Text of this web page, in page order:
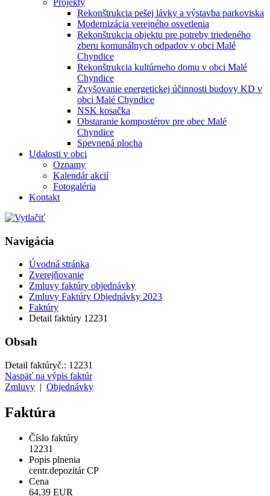
Rekonštrukcia pešej lávky a výstavba parkoviska
Modernizácia verejného osvetlenia
Rekonštrukcia objektu pre potreby triedeného
zberu komunálnych odpadov v obci Malé
Chyndice
Rekonštrukcia kultúrneho domu v obci Malé
Chyndice
Zvyšovanie energetickej účinnosti budovy KD v
obci Malé Chyndice
NSK kosačka
Obstaranie kompostérov pre obec Malé
Chyndice
Spevnená plocha
Udalosti v obci
Oznamy
Kalendár akcií
Fotogaléria
Kontakt
Navigácia
Úvodná stránka
Zverejňovanie
Zmluvy faktúry objednávky
Zmluvy Faktúry Objednávky 2023
Faktúry
Detail faktúry 12231
Obsah
Detail faktúryč.: 12231
Naspäť na výpis faktúr
Zmluvy | Objednávky
Faktúra
Číslo faktúry
12231
Popis plnenia
centr.depozitár CP
Cena
64,39 EUR